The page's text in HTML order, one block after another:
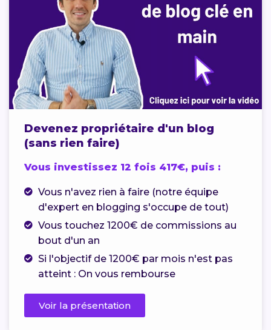
Devenez propriétaire d'un blog
(sans rien faire)
Vous investissez 12 fois 417€, puis :
Vous n'avez rien à faire (notre équipe
d'expert en blogging s'occupe de tout)
Vous touchez 1200€ de commissions au
bout d'un an
Si l'objectif de 1200€ par mois n'est pas
atteint : On vous rembourse
Voir la présentation